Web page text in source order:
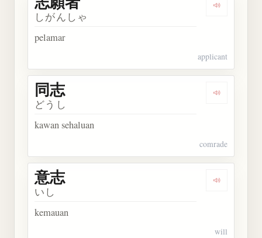
Dengarkan
しがんしゃ
pelamar
applicant
Dengarkan
同志
どうし
kawan sehaluan
comrade
Dengarkan
意志
いし
kemauan
will